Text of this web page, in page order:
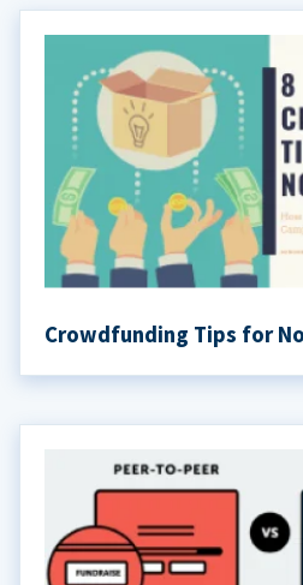
Crowdfunding Tips for